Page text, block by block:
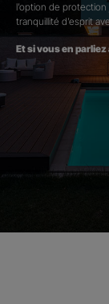
l’option de
tranquillité d’esprit
Et si vous en